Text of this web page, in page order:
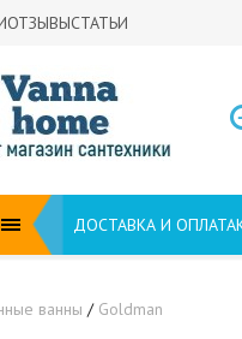
ОТЗЫВЫСТАТЬИ
ДОСТАВКА И ОПЛАТА
ванны / Goldman